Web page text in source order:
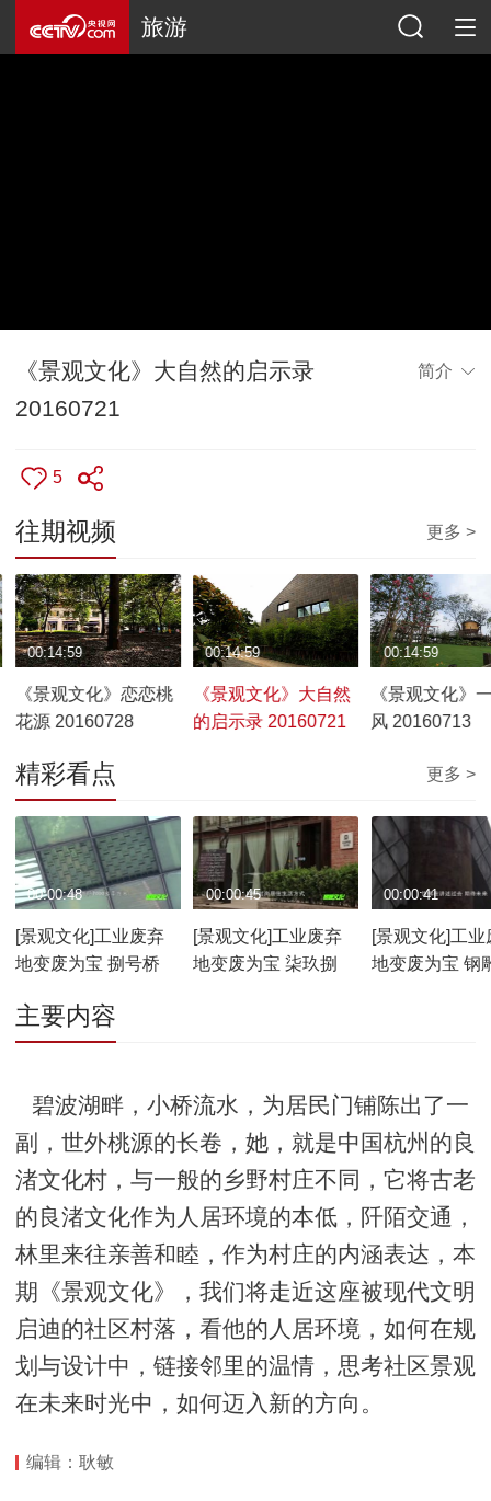
旅游
《景观文化》大自然的启示录
20160721
简介
5
往期视频 更多 >
《景观文化》恋恋桃
花源 20160728
00:14:59
《景观文化》大自然
的启示录 20160721
00:14:59
《景观文化》
风 20160713
00:14:59
精彩看点 更多 >
[景观文化]工业废弃
地变废为宝 捌号桥
00:00:48
[景观文化]工业废弃
地变废为宝 柒玖捌
00:00:45
[景观文化]工业
地变废为宝 钢
00:00:41
主要内容
碧波湖畔，小桥流水，为居民门铺陈出了一
副，世外桃源的长卷，她，就是中国杭州的良
渚文化村，与一般的乡野村庄不同，它将古老
的良渚文化作为人居环境的本低，阡陌交通，
林里来往亲善和睦，作为村庄的内涵表达，本
期《景观文化》，我们将走近这座被现代文明
启迪的社区村落，看他的人居环境，如何在规
划与设计中，链接邻里的温情，思考社区景观
在未来时光中，如何迈入新的方向。
编辑：耿敏